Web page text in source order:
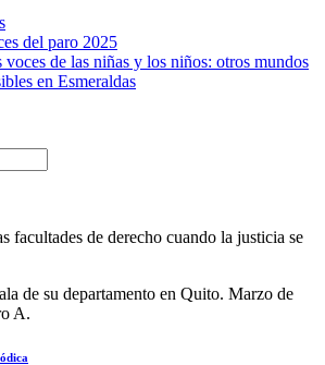
del paro 2025
voces de las niñas y los niños: otros mundos
en Esmeraldas
facultades de derecho cuando la justicia se